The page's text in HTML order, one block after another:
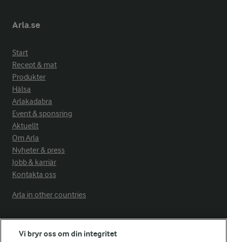
Arla.se
Start
Recept & mat
Produkter
Hälsa
Arlakadabra
Event & sponsring
Aktuellt
Om Arla
Nyheter & press
Jobb & karriär
Kontakta oss
Arla in other countries
Fler Arlasajter
Vi bryr oss om din integritet